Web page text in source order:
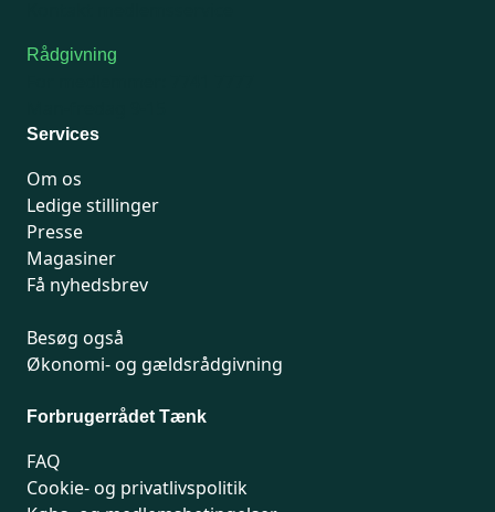
Rådgivning
Services
Om os
Ledige stillinger
Presse
Magasiner
Få nyhedsbrev
Besøg også
Økonomi- og gældsrådgivning
Forbrugerrådet Tænk
FAQ
Cookie- og privatlivspolitik